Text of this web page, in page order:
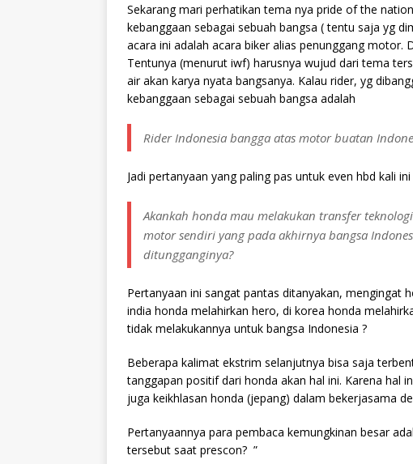
Sekarang mari perhatikan tema nya pride of the
kebanggaan sebagai sebuah bangsa ( tentu saja yg
acara ini adalah acara biker alias penunggang motor.
Tentunya (menurut iwf) harusnya wujud dari tema
air akan karya nyata bangsanya. Kalau rider, yg
kebanggaan sebagai sebuah bangsa adalah
Rider Indonesia bangga atas motor buatan
Jadi pertanyaan yang paling pas untuk even hbd kali ini
Akankah honda mau melakukan transfer
motor sendiri yang pada akhirnya bangsa
ditungganginya?
Pertanyaan ini sangat pantas ditanyakan, mengingat
india honda melahirkan hero, di korea honda
tidak melakukannya untuk bangsa Indonesia ?
Beberapa kalimat ekstrim selanjutnya bisa saja
tanggapan positif dari honda akan hal ini. Karena hal
juga keikhlasan honda (jepang) dalam bekerjasama
Pertanyaannya para pembaca kemungkinan besar
tersebut saat prescon? ”